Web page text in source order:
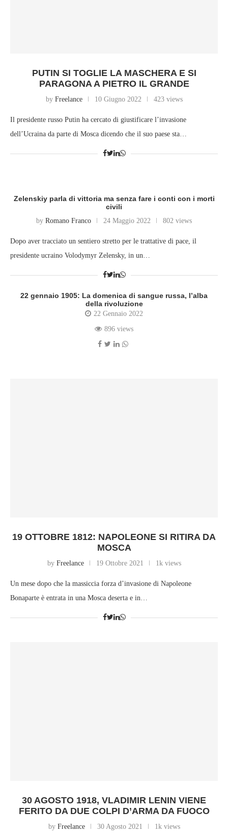
PUTIN SI TOGLIE LA MASCHERA E SI
PARAGONA A PIETRO IL GRANDE
by Freelance 10 Giugno 2022 423 views
Il presidente russo Putin ha cercato di giustificare l’invasione
dell’Ucraina da parte di Mosca dicendo che il suo paese sta…
Zelenskiy parla di vittoria ma senza fare i conti con i morti
civili
by Romano Franco 24 Maggio 2022 802 views
Dopo aver tracciato un sentiero stretto per le trattative di pace, il
presidente ucraino Volodymyr Zelensky, in un…
22 gennaio 1905: La domenica di sangue russa, l’alba
della rivoluzione
22 Gennaio 2022
896 views
19 OTTOBRE 1812: NAPOLEONE SI RITIRA DA
MOSCA
by Freelance 19 Ottobre 2021 1k views
Un mese dopo che la massiccia forza d’invasione di Napoleone
Bonaparte è entrata in una Mosca deserta e in…
30 AGOSTO 1918, VLADIMIR LENIN VIENE
FERITO DA DUE COLPI D’ARMA DA FUOCO
by Freelance 30 Agosto 2021 1k views